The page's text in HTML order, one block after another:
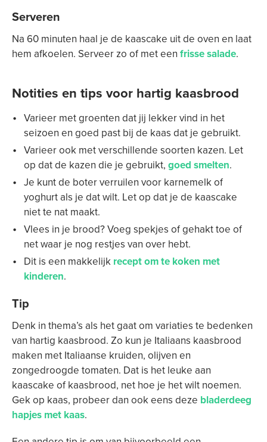
Serveren
Na 60 minuten haal je de kaascake uit de oven en laat
hem afkoelen. Serveer zo of met een frisse salade.
Notities en tips voor hartig kaasbrood
Varieer met groenten dat jij lekker vind in het
seizoen en goed past bij de kaas dat je gebruikt.
Varieer ook met verschillende soorten kazen. Let
op dat de kazen die je gebruikt, goed smelten.
Je kunt de boter verruilen voor karnemelk of
yoghurt als je dat wilt. Let op dat je de kaascake
niet te nat maakt.
Vlees in je brood? Voeg spekjes of gehakt toe of
net waar je nog restjes van over hebt.
Dit is een makkelijk recept om te koken met
kinderen.
Tip
Denk in thema’s als het gaat om variaties te bedenken
van hartig kaasbrood. Zo kun je Italiaans kaasbrood
maken met Italiaanse kruiden, olijven en
zongedroogde tomaten. Dat is het leuke aan
kaascake of kaasbrood, net hoe je het wilt noemen.
Gek op kaas, probeer dan ook eens deze bladerdeeg
hapjes met kaas.